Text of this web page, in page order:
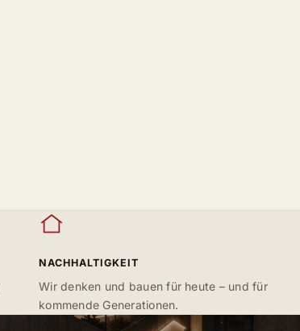
NACHHALTIGKEIT
Wir denken und bauen für heute – und für
kommende Generationen.